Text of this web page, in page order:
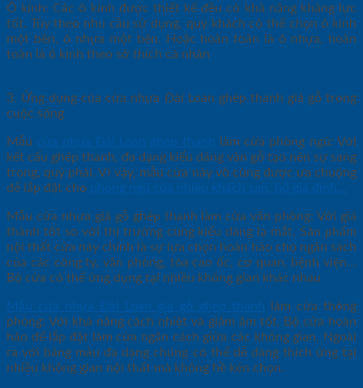
Ô kính: Các ô kính được thiết kế đều có khả năng kháng lực
tốt. Tùy theo nhu cầu sử dụng, quý khách có thể chọn ô kính
một bên, ô nhựa một bên. Hoặc hoàn toàn là ô nhựa, hoàn
toàn là ô kính theo sở thích cá nhân
3. Ứng dụng của cửa nhựa Đài Loan ghép thanh giả gỗ trong
cuộc sống
Mẫu cửa nhựa Đài Loan ghép thanh
làm cửa phòng ngủ: Với
kết cấu ghép thanh, đa dạng kiểu dáng vân gỗ tạo nên sự sang
trọng, quý phái. Vì vậy, mẫu cửa này vô cùng được ưa chuộng
để lắp đặt cho
phòng ngủ của nhiều khách sạn, hộ gia đình…
Mẫu cửa nhựa giả gỗ ghép thanh làm cửa văn phòng: Với giá
thành tốt so với thị trường cùng kiểu dáng lạ mắt. Sản phẩm
nội thất cửa này chính là sự lựa chọn hoàn hảo cho ngân sách
của các công ty, văn phòng, tòa cao ốc, cơ quan, bệnh viện…
Bộ cửa có thể ứng dụng tại nhiều không gian khác nhau
Mẫu cửa nhựa Đài Loan giả gỗ ghép thanh
làm cửa thông
phòng: Với khả năng cách nhiệt và giảm âm tốt. Bộ cửa hoàn
hảo để lắp đặt làm cửa ngăn cách giữa các không gian. Ngoài
ra với bảng màu đa dạng chúng có thể dễ dàng thích ứng tại
nhiều không gian nội thất mà không hề kén chọn.